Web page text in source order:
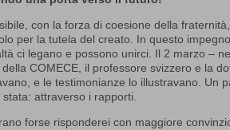
con la forza di coesione della
per la tutela del creato. In questo
ci legano e possono unirci. Il 2 marzo –
COMECE, il professore svizzero e la
e le testimonianze lo illustravano. Un
attraverso i rapporti.
forse risponderei con maggiore